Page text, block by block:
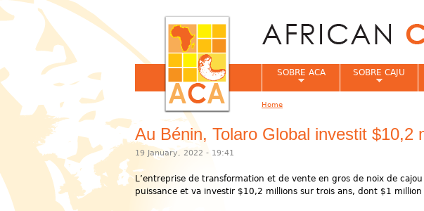
Au Bénin, Tolaro Global investit $10,2
19 January, 2022 - 19:41
L’entreprise de transformation et de vente en gros de noix de
puissance et va investir $10,2 millions sur trois ans, dont $1
SOBRE ACA SOBRE CAJU
Home